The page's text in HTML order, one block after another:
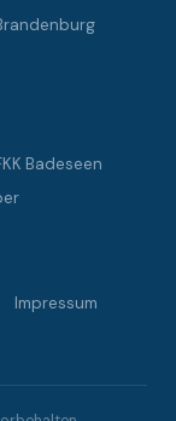
Badeseen
Impressum